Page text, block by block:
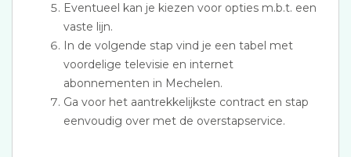
Eventueel kan je kiezen voor opties m.b.t. een
vaste lijn.
In de volgende stap vind je een tabel met
voordelige televisie en internet
abonnementen in Mechelen.
Ga voor het aantrekkelijkste contract en stap
eenvoudig over met de overstapservice.